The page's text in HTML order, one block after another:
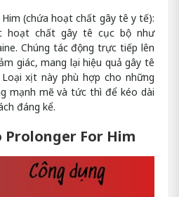
Him (chứa hoạt chất gây tê y tế):
hoạt chất gây tê cục bộ như
Chúng tác động trực tiếp lên
giác, mang lại hiệu quả gây tê
xịt này phù hợp cho những
mạnh mẽ và tức thì để kéo dài
đáng kể.
Prolonger For Him